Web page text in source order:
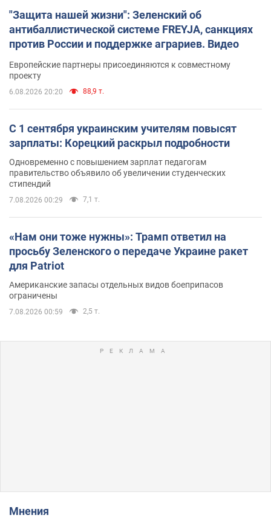
"Защита нашей жизни": Зеленский об
антибаллистической системе FREYJA, санкциях
против России и поддержке аграриев. Видео
Европейские партнеры присоединяются к совместному
проекту
6.08.2026 20:20 88,9 т.
С 1 сентября украинским учителям повысят
зарплаты: Корецкий раскрыл подробности
Одновременно с повышением зарплат педагогам
правительство объявило об увеличении студенческих
стипендий
7.08.2026 00:29 7,1 т.
«Нам они тоже нужны»: Трамп ответил на
просьбу Зеленского о передаче Украине ракет
для Patriot
Американские запасы отдельных видов боеприпасов
ограничены
7.08.2026 00:59 2,5 т.
Мнения